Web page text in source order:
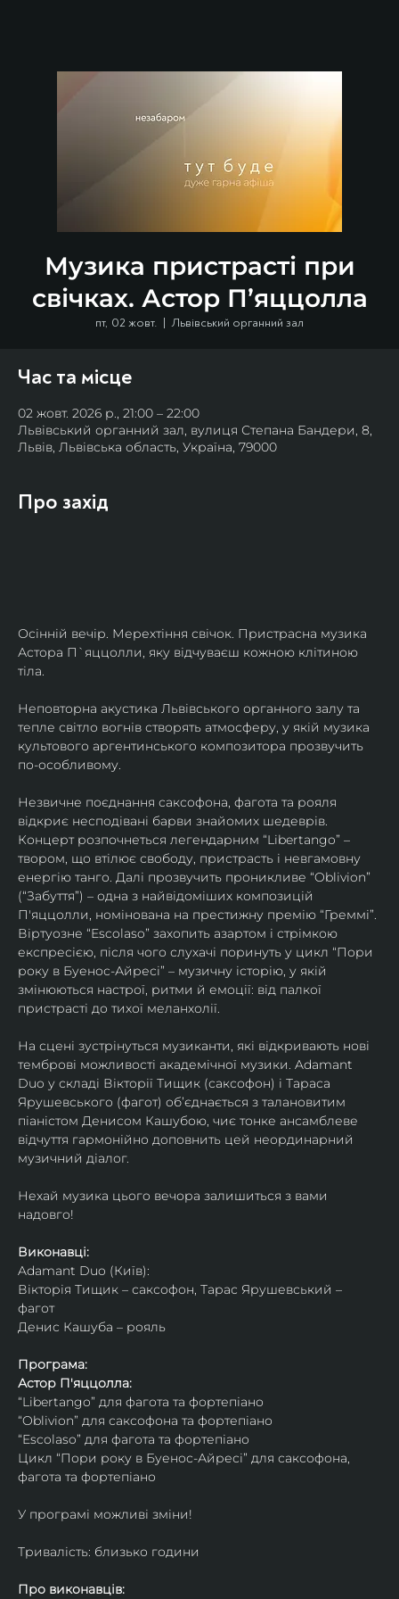
Музика пристрасті при
свічках. Астор П’яццолла
пт, 02 жовт.
  |
Львівський органний зал
Час та місце
02 жовт. 2026 р., 21:00 – 22:00
Львівський органний зал, вулиця Степана Бандери, 8,
Львів, Львівська область, Україна, 79000
Про захід
Осінній вечір. Мерехтіння свічок. Пристрасна музика
Астора П`яццолли, яку відчуваєш кожною клітиною
тіла.
Неповторна акустика Львівського органного залу та
тепле світло вогнів створять атмосферу, у якій музика
культового аргентинського композитора прозвучить
по-особливому.
Незвичне поєднання саксофона, фагота та рояля
відкриє несподівані барви знайомих шедеврів.
Концерт розпочнеться легендарним “Libertango” –
твором, що втілює свободу, пристрасть і невгамовну
енергію танго. Далі прозвучить проникливе “Oblivion”
(“Забуття”) – одна з найвідоміших композицій
П'яццолли, номінована на престижну премію “Греммі”.
Віртуозне “Escolaso” захопить азартом і стрімкою
експресією, після чого слухачі поринуть у цикл “Пори
року в Буенос-Айресі” – музичну історію, у якій
змінюються настрої, ритми й емоції: від палкої
пристрасті до тихої меланхолії.
На сцені зустрінуться музиканти, які відкривають нові
темброві можливості академічної музики. Adamant
Duo у складі Вікторії Тищик (саксофон) і Тараса
Ярушевського (фагот) об’єднається з талановитим
піаністом Денисом Кашубою, чиє тонке ансамблеве
відчуття гармонійно доповнить цей неординарний
музичний діалог.
Нехай музика цього вечора залишиться з вами
надовго!
Виконавці:
Adamant Duo (Київ):
Вікторія Тищик – саксофон, Тарас Ярушевський –
фагот
Денис Кашуба – рояль
Програма:
Астор П'яццолла:
“Libertango” для фагота та фортепіано
“Oblivion” для саксофона та фортепіано
“Escolaso” для фагота та фортепіано
Цикл “Пори року в Буенос-Айресі” для саксофона,
фагота та фортепіано
У програмі можливі зміни!
Тривалість: близько години
Про виконавців: